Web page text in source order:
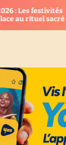
en temps